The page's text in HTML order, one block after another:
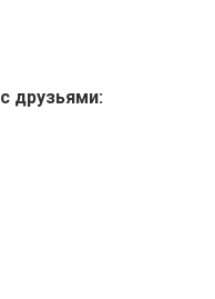
друзьями: